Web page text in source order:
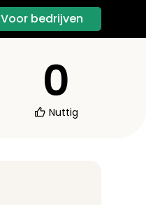
Voor bedrijven
0
Nuttig